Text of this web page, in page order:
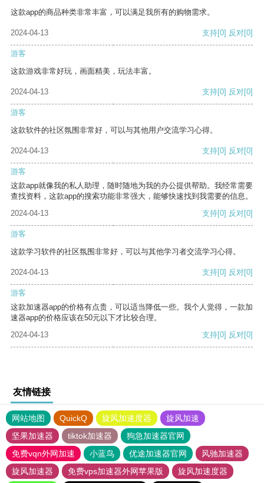
这款app的商品种类非常丰富，可以满足我所有的购物需求。
2024-04-13 支持[0] 反对[0]
游客
这款游戏非常好玩，画面精美，玩法丰富。
2024-04-13 支持[0] 反对[0]
游客
这款软件的社区氛围非常好，可以与其他用户交流学习心得。
2024-04-13 支持[0] 反对[0]
游客
这款app就像我的私人助理，随时随地为我的办公提供帮助。我经常需要
查找资料，这款app的搜索功能非常强大，能够快速找到我需要的信息。
2024-04-13
支持[0] 反对[0]
游客
这款学习软件的社区氛围非常好，可以与其他学习者交流学习心得。
2024-04-13 支持[0] 反对[0]
游客
这款加速器app的价格有点贵，可以适当降低一些。我个人觉得，一款加
速器app的价格应该在50元以下才比较合理。
2024-04-13
支持[0] 反对[0]
友情链接
网站地图 QuickQ 旋风加速度器
旋风加速
坚果加速器
tiktok加速器
狗急加速器官网
免费vqn外网加速
小蓝鸟 优途加速器官网
风驰加速器
旋风加速器
免费vps加速器外网苹果版 旋风加速度器